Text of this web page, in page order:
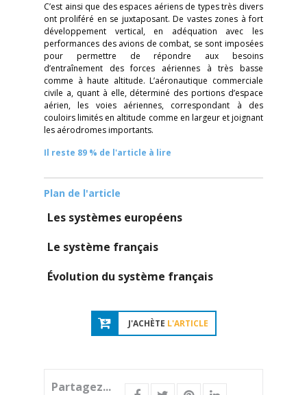
C’est ainsi que des espaces aériens de types très divers
ont proliféré en se juxtaposant. De vastes zones à fort
développement vertical, en adéquation avec les
performances des avions de combat, se sont imposées
pour permettre de répondre aux besoins
d’entraînement des forces aériennes à très basse
comme à haute altitude. L’aéronautique commerciale
civile a, quant à elle, déterminé des portions d’espace
aérien, les voies aériennes, correspondant à des
couloirs limités en altitude comme en largeur et joignant
les aérodromes importants.
Il reste 89 % de l'article à lire
Plan de l'article
Les systèmes européens
Le système français
Évolution du système français
J'ACHÈTE L'ARTICLE
Partagez...